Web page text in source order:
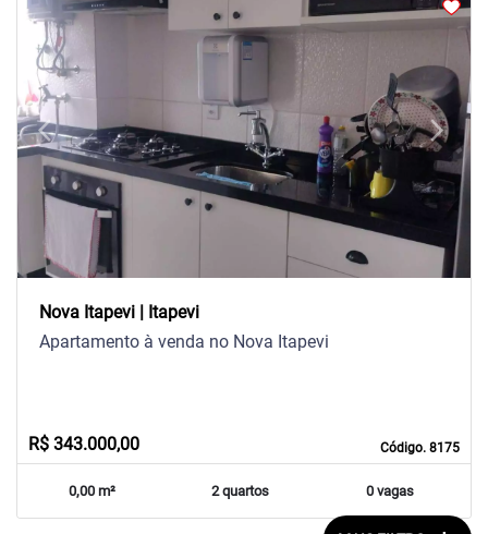
arrow_back_iosPrevious arrow_forward_iosNext
Nova Itapevi | Itapevi
Código. 8175
Apartamento à venda no Nova Itapevi
R$ 343.000,00
0,00 m² 2 quartos 0 vagas